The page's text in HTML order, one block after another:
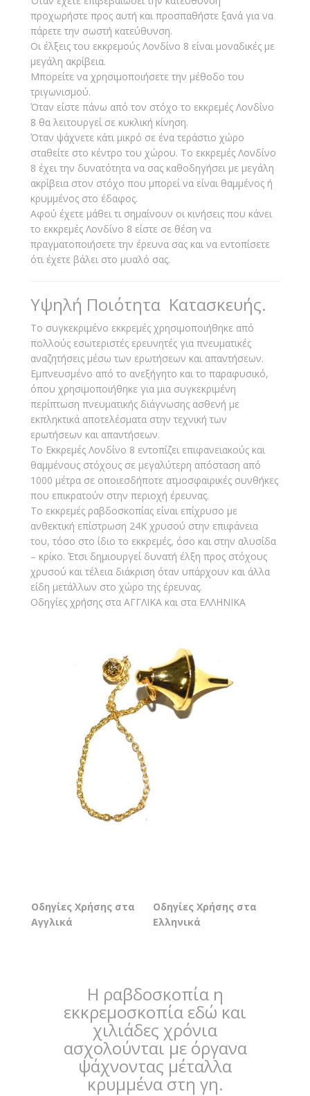
προχωρήστε προς αυτή και προσπαθήστε ξανά για να
πάρετε την σωστή κατεύθυνση.
Οι έλξεις του εκκρεμούς Λονδίνο 8 είναι μοναδικές με
μεγάλη ακρίβεια.
Μπορείτε να χρησιμοποιήσετε την μέθοδο του
τριγωνισμού.
Όταν είστε πάνω από τον στόχο το εκκρεμές Λονδίνο
8 θα λειτουργεί σε κυκλική κίνηση.
Όταν ψάχνετε κάτι μικρό σε ένα τεράστιο χώρο
σταθείτε στο κέντρο του χώρου. Το εκκρεμές Λονδίνο
8 έχει την δυνατότητα να σας καθοδηγήσει με μεγάλη
ακρίβεια στον στόχο που μπορεί να είναι θαμμένος ή
κρυμμένος στο έδαφος.
Αφού έχετε μάθει τι σημαίνουν οι κινήσεις που κάνει
το εκκρεμές Λονδίνο 8 είστε σε θέση να
πραγματοποιήσετε την έρευνα σας και να εντοπίσετε
ότι έχετε βάλει στο μυαλό σας.
Υψηλή Ποιότητα Κατασκευής.
Το συγκεκριμένο εκκρεμές χρησιμοποιήθηκε από
πολλούς εσωτεριστές ερευνητές για πνευματικές
αναζητήσεις μέσω των ερωτήσεων και απαντήσεων.
Εμπνευσμένο από το ανεξήγητο και το παραφυσικό,
όπου χρησιμοποιήθηκε για μια συγκεκριμένη
περίπτωση πνευματικής διάγνωσης ασθενή με
εκπληκτικά αποτελέσματα στην τεχνική των
ερωτήσεων και απαντήσεων.
Το Εκκρεμές Λονδίνο 8 εντοπίζει επιφανειακούς και
θαμμένους στόχους σε μεγαλύτερη απόσταση από
1000 μέτρα σε οποιεσδήποτε ατμοσφαιρικές συνθήκες
που επικρατούν στην περιοχή έρευνας.
Το εκκρεμές ραβδοσκοπίας είναι επίχρυσο με
ανθεκτική επίστρωση 24Κ χρυσού στην επιφάνεια
του, τόσο στο ίδιο το εκκρεμές, όσο και στην αλυσίδα
– κρίκο. Έτσι δημιουργεί δυνατή έλξη προς στόχους
χρυσού και τέλεια διάκριση όταν υπάρχουν και άλλα
είδη μετάλλων στο χώρο της έρευνας.
Οδηγίες χρήσης στα ΑΓΓΛΙΚΑ και στα ΕΛΛΗΝΙΚΑ
Οδηγίες Χρήσης στα
Αγγλικά
Οδηγίες Χρήσης στα
Ελληνικά
Η ραβδοσκοπία η
εκκρεμοσκοπία εδώ και
χιλιάδες χρόνια
ασχολούνται με όργανα
ψάχνοντας μέταλλα
κρυμμένα στη γη.